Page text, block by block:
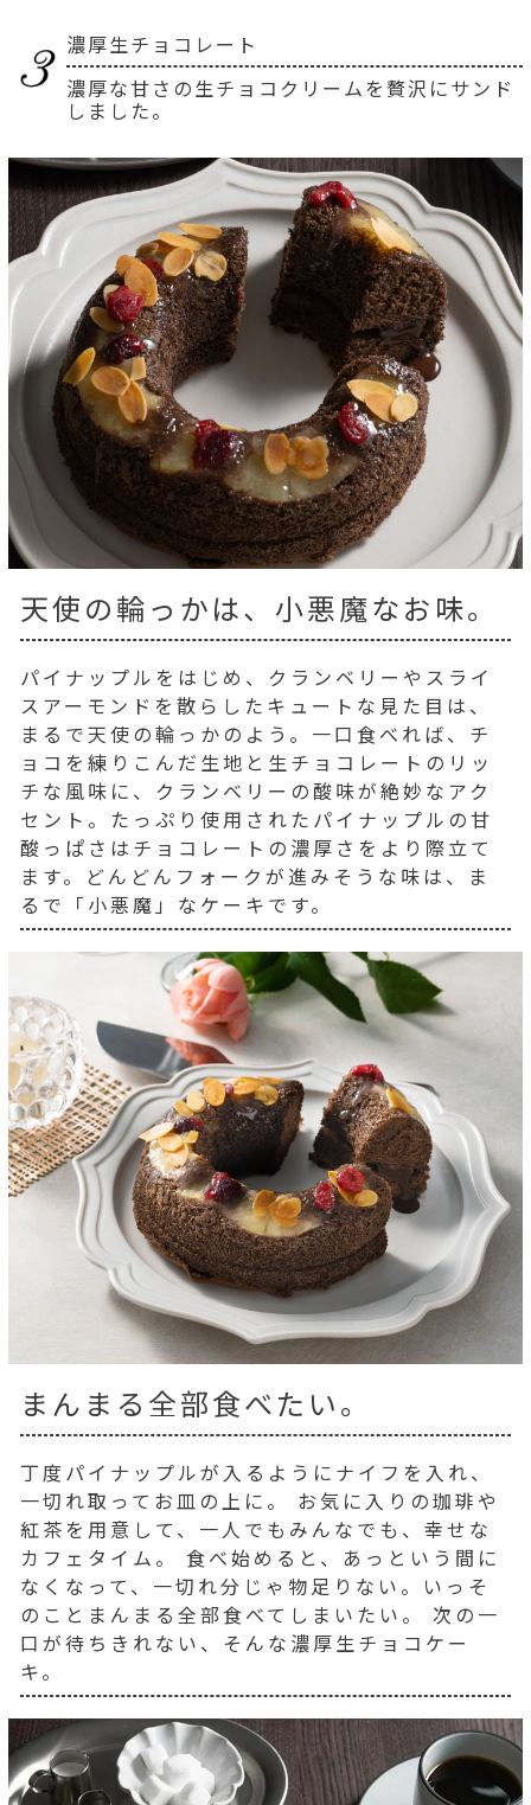
濃厚生チョコレート
濃厚な甘さの生チョコクリームを贅沢にサンド
しました。
天使の輪っかは、小悪魔なお味。
パイナップルをはじめ、クランベリーやスライ
スアーモンドを散らしたキュートな見た目は、
まるで天使の輪っかのよう。一口食べれば、チ
ョコを練りこんだ生地と生チョコレートのリッ
チな風味に、クランベリーの酸味が絶妙なアク
セント。たっぷり使用されたパイナップルの甘
酸っぱさはチョコレートの濃厚さをより際立て
ます。どんどんフォークが進みそうな味は、ま
るで「小悪魔」なケーキです。
まんまる全部食べたい。
丁度パイナップルが入るようにナイフを入れ、
一切れ取ってお皿の上に。 お気に入りの珈琲や
紅茶を用意して、一人でもみんなでも、幸せな
カフェタイム。 食べ始めると、あっという間に
なくなって、一切れ分じゃ物足りない。いっそ
のことまんまる全部食べてしまいたい。 次の一
口が待ちきれない、そんな濃厚生チョコケー
キ。